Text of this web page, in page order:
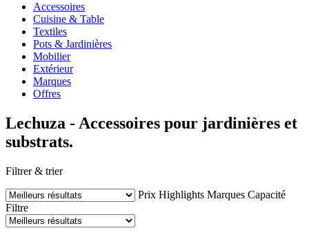
Accessoires
Cuisine & Table
Textiles
Pots & Jardinières
Mobilier
Extérieur
Marques
Offres
Lechuza - Accessoires pour jardinières et
substrats.
Filtrer & trier
Prix Highlights Marques Capacité
Filtre